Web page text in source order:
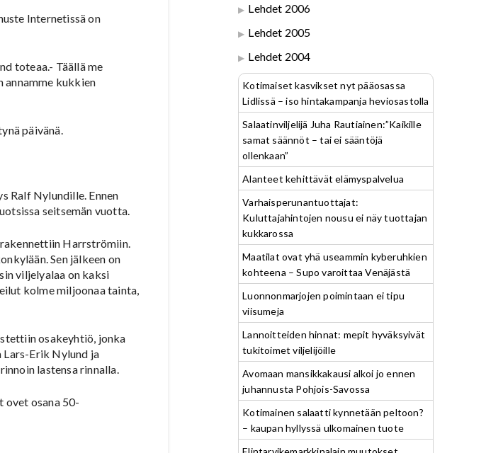
Internetissä on
toteaa.- Täällä me
annamme kukkien
päivänä.
Ralf Nylundille. Ennen
seitsemän vuotta.
Harrströmiin.
Sen jälkeen on
viljelyalaa on kaksi
kolme miljoonaa tainta,
osakeyhtiö, jonka
Lars-Erik Nylund ja
lastensa rinnalla.
ovet osana 50-
Lehdet 2006
Lehdet 2005
Lehdet 2004
Kotimaiset kasvikset nyt pääosassa
Lidlissä – iso hintakampanja heviosastolla
Salaatinviljelijä Juha Rautiainen:”Kaikille
samat säännöt – tai ei sääntöjä
ollenkaan”
Alanteet kehittävät elämyspalvelua
Varhaisperunantuottajat:
Kuluttajahintojen nousu ei näy tuottajan
kukkarossa
Maatilat ovat yhä useammin kyberuhkien
kohteena – Supo varoittaa Venäjästä
Luonnonmarjojen poimintaan ei tipu
viisumeja
Lannoitteiden hinnat: mepit hyväksyivät
tukitoimet viljelijöille
Avomaan mansikkakausi alkoi jo ennen
juhannusta Pohjois-Savossa
Kotimainen salaatti kynnetään peltoon?
– kaupan hyllyssä ulkomainen tuote